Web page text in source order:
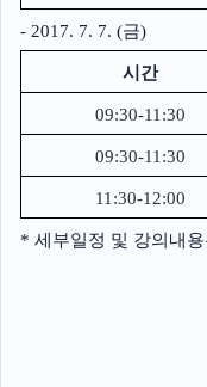
- 2017. 7. 7. (금)
시간
09:30-11:30
09:30-11:30
11:30-12:00
* 세부일정 및 강의내